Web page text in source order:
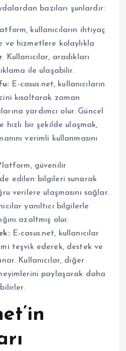
bazıları şunlardır:
kullanıcıların ihtiyaç
ve hizmetlere kolaylıkla
Kullanıcılar, aradıkları
ile ulaşabilir.
E-casus.net, kullanıcıların
kısaltarak zaman
yardımcı olur. Güncel
hızlı bir şekilde ulaşmak,
verimli kullanmasını
güvenilir
edilen bilgileri sunarak
verilere ulaşmasını sağlar.
yanıltıcı bilgilerle
azaltmış olur.
E-casus.net, kullanıcılar
teşvik ederek, destek ve
Kullanıcılar, diğer
paylaşarak daha